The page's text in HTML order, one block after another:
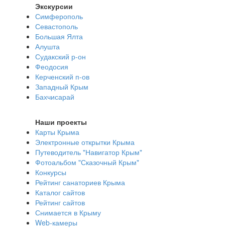
Экскурсии
Симферополь
Севастополь
Большая Ялта
Алушта
Судакский р-он
Феодосия
Керченский п-ов
Западный Крым
Бахчисарай
Наши проекты
Карты Крыма
Электронные открытки Крыма
Путеводитель "Навигатор Крым"
Фотоальбом "Сказочный Крым"
Конкурсы
Рейтинг санаториев Крыма
Каталог сайтов
Рейтинг сайтов
Снимается в Крыму
Web-камеры